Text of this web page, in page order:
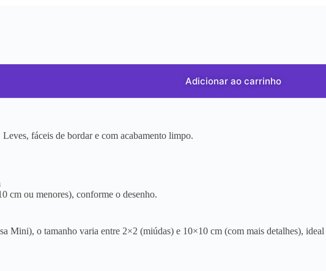
Adicionar ao carrinho
fáceis de bordar e com acabamento limpo.
cm ou menores), conforme o desenho.
Mini), o tamanho varia entre 2×2 (miúdas) e 10×10 cm (com mais detalhes), ideal